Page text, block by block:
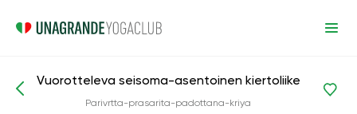
Asanat ja harjoitukset Seisoma-asennot
Vuorotteleva seisoma-asentoinen kiertoliike
Parivrtta-prasarita-padottana-kriya